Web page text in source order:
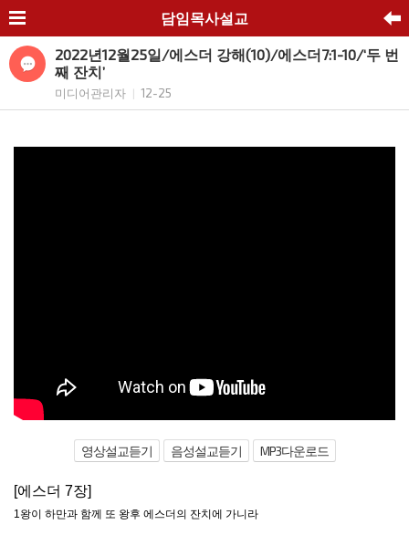
담임목사설교
2022년12월25일/에스더 강해(10)/에스더7:1-10/‘두 번
째 잔치’
미디어관리자 12-25
영상설교듣기 음성설교듣기 MP3다운로드
[에스더 7장]
1왕이 하만과 함께 또 왕후 에스더의 잔치에 가니라